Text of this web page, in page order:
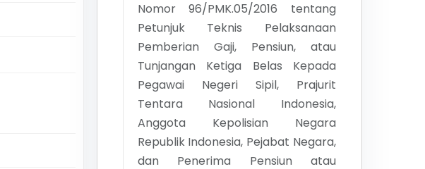
Nomor 96/PMK.05/2016 tentang
Petunjuk Teknis Pelaksanaan
Pemberian Gaji, Pensiun, atau
Tunjangan Ketiga Belas Kepada
Pegawai Negeri Sipil, Prajurit
Tentara Nasional Indonesia,
Anggota Kepolisian Negara
Republik Indonesia, Pejabat Negara,
dan Penerima Pensiun atau